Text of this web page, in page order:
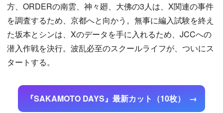
方、ORDERの南雲、神々廻、大佛の3人は、X関連の事件
を調査するため、京都へと向かう。無事に編入試験を終え
た坂本とシンは、Xのデータを手に入れるため、JCCへの
潜入作戦を決行。波乱必至のスクールライフが、ついにス
タートする。
『SAKAMOTO DAYS』最新カット（10枚）